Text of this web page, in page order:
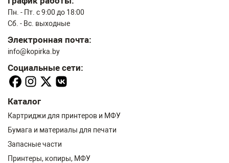
Пн. - Пт. с 9:00 до 18:00
Сб. - Вс. выходные
Электронная почта:
info@kopirka.by
Социальные сети:
Каталог
Картриджи для принтеров и МФУ
Бумага и материалы для печати
Запасные части
Принтеры, копиры, МФУ